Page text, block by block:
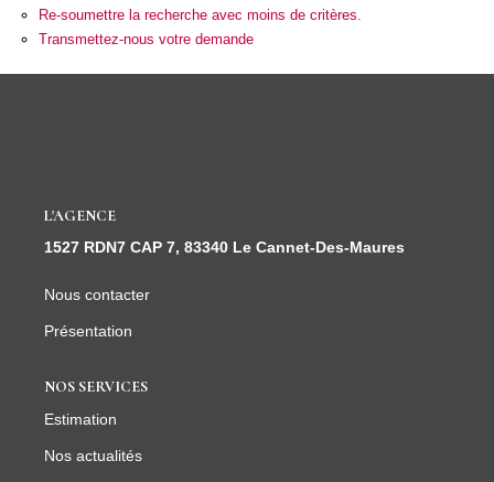
SYNDIC
Créer une alerte
Re-soumettre la recherche avec moins de critères.
Transmettez-nous votre demande
L'AGENCE
1527 RDN7 CAP 7, 83340 Le Cannet-Des-Maures
Nous contacter
Présentation
NOS SERVICES
Estimation
Nos actualités